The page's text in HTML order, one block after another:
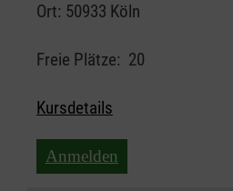
Ort: 50933 Köln
Freie Plätze: 20
Kursdetails
Anmelden